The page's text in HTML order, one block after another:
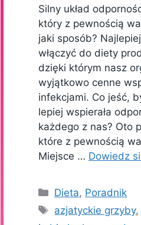
Silny układ
który z pewnością
jaki sposób?
włączyć do diety
dzięki którym nasz
wyjątkowo cenne
infekcjami. Co jeść,
lepiej wspierała
każdego z nas? Oto
które z pewnością
Miejsce … Dowiedz
Kategorie
Dieta, Poradnik
Tagi
azjatyckie grzyby,